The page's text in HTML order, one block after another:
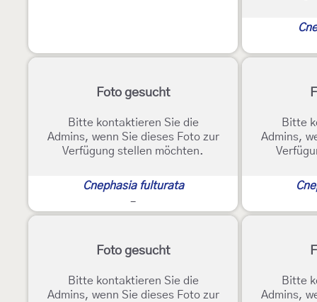
Foto gesucht
Bitte kontaktieren Sie die
Admins, wenn Sie dieses Foto zur
Verfügung stellen möchten.
Cnephasia fulturata
-
Bitte
Admins,
Foto gesucht
Bitte kontaktieren Sie die
Admins, wenn Sie dieses Foto zur
Bitte
Admins,